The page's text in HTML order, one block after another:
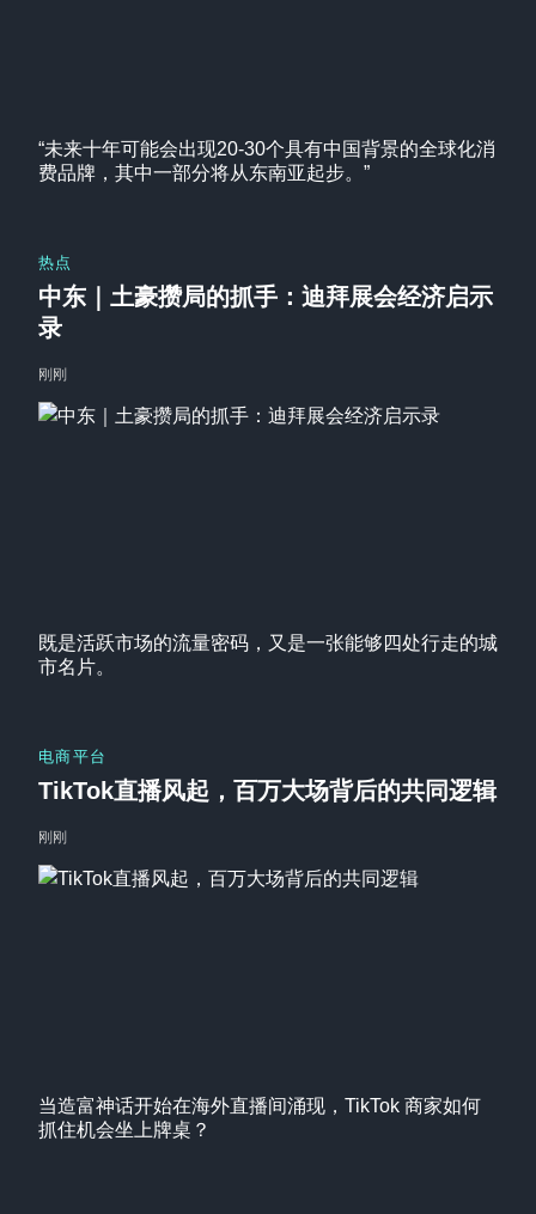
“未来十年可能会出现20-30个具有中国背景的全球化消
费品牌，其中一部分将从东南亚起步。”
既是活跃市场的流量密码，又是一张能够四处行走的城
市名片。
热点
中东｜土豪攒局的抓手：迪拜展会经济启示
录
刚刚
当造富神话开始在海外直播间涌现，TikTok 商家如何
抓住机会坐上牌桌？
电商平台
TikTok直播风起，百万大场背后的共同逻辑
刚刚